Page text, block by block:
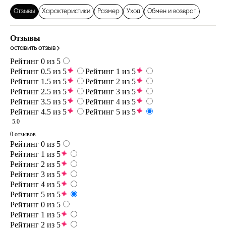
Отзывы Характеристики Размер Уход Обмен и возврат
Отзывы
оставить отзыв
Рейтинг 0 из 5
Рейтинг 0.5 из 5
Рейтинг 1 из 5
Рейтинг 1.5 из 5
Рейтинг 2 из 5
Рейтинг 2.5 из 5
Рейтинг 3 из 5
Рейтинг 3.5 из 5
Рейтинг 4 из 5
Рейтинг 4.5 из 5
Рейтинг 5 из 5
5.0
0 отзывов
Рейтинг 0 из 5
Рейтинг 1 из 5
Рейтинг 2 из 5
Рейтинг 3 из 5
Рейтинг 4 из 5
Рейтинг 5 из 5
Рейтинг 0 из 5
Рейтинг 1 из 5
Рейтинг 2 из 5